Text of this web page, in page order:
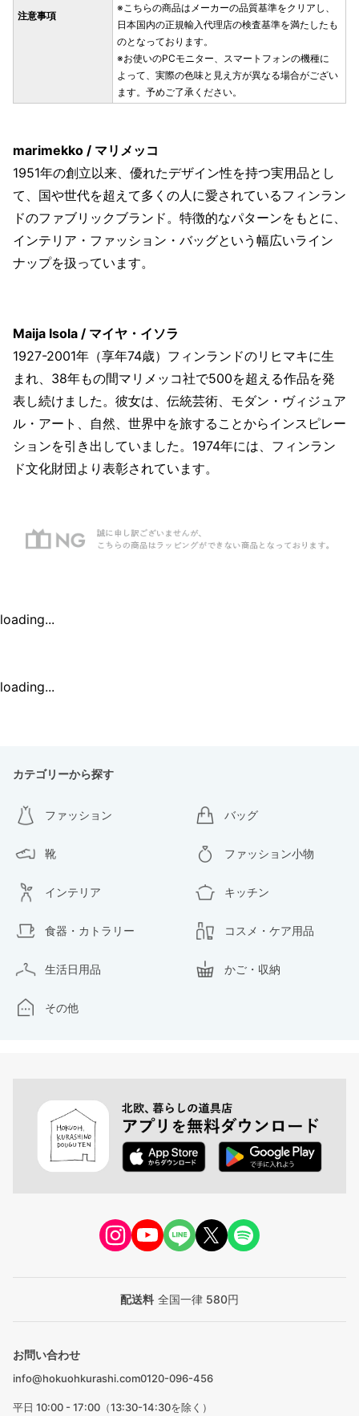
注意事項
※こちらの商品はメーカーの品質基準をクリアし、
日本国内の正規輸入代理店の検査基準を満たしたも
のとなっております。
※お使いのPCモニター、スマートフォンの機種に
よって、実際の色味と見え方が異なる場合がござい
ます。予めご了承ください。
marimekko / マリメッコ
1951年の創立以来、優れたデザイン性を持つ実用品とし
て、国や世代を超えて多くの人に愛されているフィンラン
ドのファブリックブランド。特徴的なパターンをもとに、
インテリア・ファッション・バッグという幅広いライン
ナップを扱っています。
Maija Isola / マイヤ・イソラ
1927-2001年（享年74歳）フィンランドのリヒマキに生
まれ、38年もの間マリメッコ社で500を超える作品を発
表し続けました。彼女は、伝統芸術、モダン・ヴィジュア
ル・アート、自然、世界中を旅することからインスピレー
ションを引き出していました。1974年には、フィンラン
ド文化財団より表彰されています。
loading...
loading...
カテゴリーから探す
ファッション バッグ
靴 ファッション小物
インテリア キッチン
食器・カトラリー コスメ・ケア用品
生活日用品 かご・収納
その他
配送料 全国一律 580円
お問い合わせ
info@hokuohkurashi.com0120-096-456
平日 10:00 - 17:00（13:30-14:30を除く）